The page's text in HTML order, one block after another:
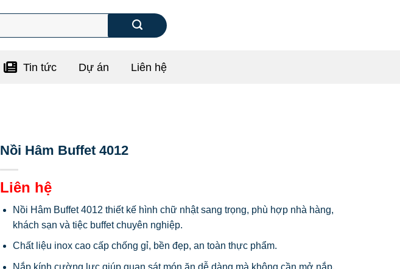
Tin tức Dự án Liên hệ
Nồi Hâm Buffet 4012
Liên hệ
Nồi Hâm Buffet 4012 thiết kế hình chữ nhật sang trọng, phù hợp nhà hàng,
khách sạn và tiệc buffet chuyên nghiệp.
Chất liệu inox cao cấp chống gỉ, bền đẹp, an toàn thực phẩm.
Nắp kính cường lực giúp quan sát món ăn dễ dàng mà không cần mở nắp.